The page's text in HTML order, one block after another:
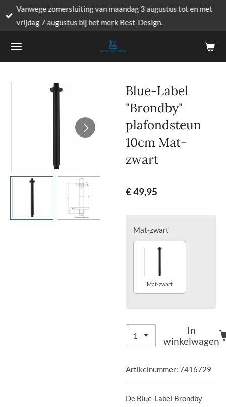
Ga
direct
de
Vanwege zomersluiting van maandag 3 augustus tot en met
vrijdag 7 augustus bij het merk Best-Design.
Blue-Label
"Brondby"
plafondsteun
10cm Mat-
zwart
€ 49,95
Mat-zwart
Mat-zwart
In
winkelwagen
Artikelnummer: 7416729
De Blue-Label Brondby